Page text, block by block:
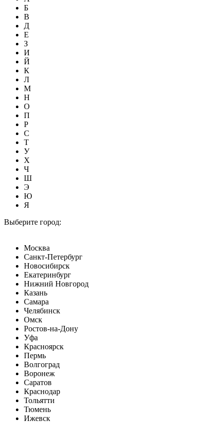
Б
В
Д
Е
З
И
Й
К
Л
М
Н
О
П
Р
С
Т
У
Х
Ч
Ш
Э
Ю
Я
Выберите город:
Москва
Санкт-Петербург
Новосибирск
Екатеринбург
Нижний Новгород
Казань
Самара
Челябинск
Омск
Ростов-на-Дону
Уфа
Красноярск
Пермь
Волгоград
Воронеж
Саратов
Краснодар
Тольятти
Тюмень
Ижевск